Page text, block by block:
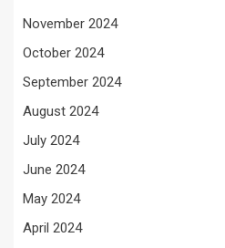
November 2024
October 2024
September 2024
August 2024
July 2024
June 2024
May 2024
April 2024